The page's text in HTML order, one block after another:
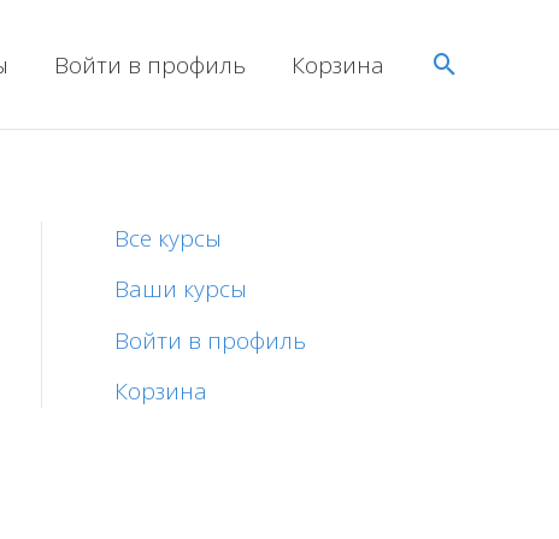
Войти в профиль Корзина Поиск
Все курсы
Ваши курсы
Войти в профиль
Корзина